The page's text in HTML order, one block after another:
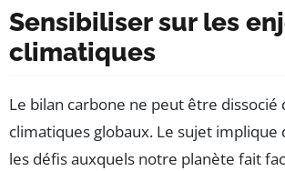
Sensibiliser sur les
climatiques
Le bilan carbone ne peut être dissocié
climatiques globaux. Le sujet
les défis auxquels notre planète fait